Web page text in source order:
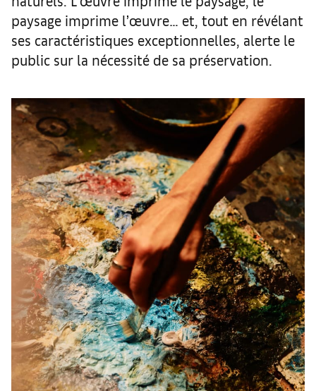
paysage imprime l’œuvre… et, tout en révélant
ses caractéristiques exceptionnelles, alerte le
public sur la nécessité de sa préservation.